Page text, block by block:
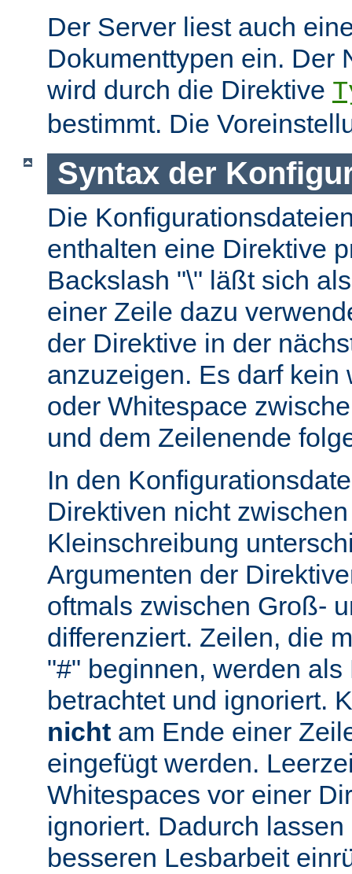
Der Server liest auch
Dokumenttypen ein. Der
wird durch die Direktive
bestimmt. Die
Syntax der
Die
enthalten eine Direktive
Backslash "\" läßt sich
einer Zeile dazu
der Direktive in der
anzuzeigen. Es darf kein
oder Whitespace
und dem Zeilenende
In den
Direktiven nicht
Kleinschreibung
Argumenten der
oftmals zwischen Groß-
differenziert. Zeilen, die
"#" beginnen, werden als
betrachtet und ignoriert.
nicht am Ende einer
eingefügt werden.
Whitespaces vor einer
ignoriert. Dadurch
besseren Lesbarbeit